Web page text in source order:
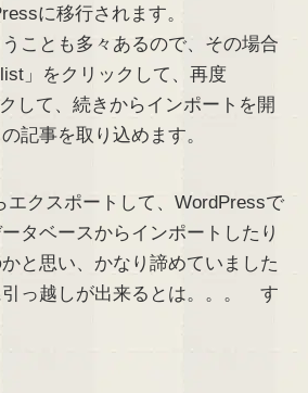
に移行されます。
ことも多々あるので、その場合
」をクリックして、再度
して、続きからインポートを開
記事を取り込めます。
エクスポートして、WordPressで
タベースからインポートしたり
と思い、かなり諦めていました
引っ越しが出来るとは。。。 す